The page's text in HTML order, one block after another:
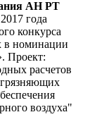
АН РТ
года
конкурса
в номинации
расчетов
воздуха"